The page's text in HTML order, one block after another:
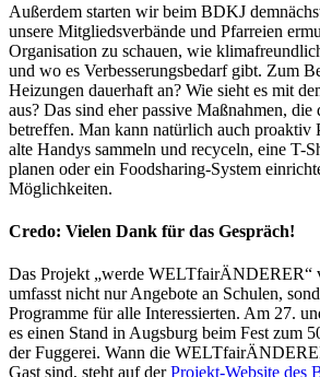
Außerdem starten wir beim BDKJ
unsere Mitgliedsverbände und Pfarreien
Organisation zu schauen, wie
und wo es Verbesserungsbedarf gibt. Zum
Heizungen dauerhaft an? Wie sieht es mit
aus? Das sind eher passive Maßnahmen, die
betreffen. Man kann natürlich auch proaktiv
alte Handys sammeln und recyceln, eine T-
planen oder ein Foodsharing-System
Möglichkeiten.
Credo: Vielen Dank für das Gespräch!
Das Projekt „werde WELTfairÄNDERER“
umfasst nicht nur Angebote an Schulen,
Programme für alle Interessierten. Am 27.
es einen Stand in Augsburg beim Fest zum
der Fuggerei. Wann die
Gast sind, steht auf derProjekt-Website des